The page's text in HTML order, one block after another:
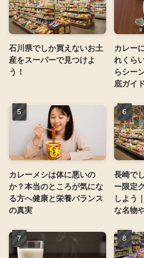
石川県でしか買えないお土
産をスーパーで見つけよ
う！
カレー
れくら
らシー
底ガイ
カレーメシは体に悪いの
か？本当のところが気にな
る方へ健康と栄養バランス
の真実
長崎で
ー限定
しよう
な名物